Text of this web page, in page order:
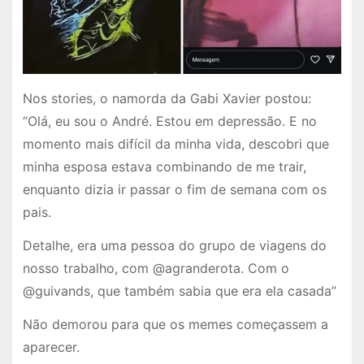
Nos stories, o namorda da Gabi Xavier postou:
“Olá, eu sou o André. Estou em depressão. E no
momento mais difícil da minha vida, descobri que
minha esposa estava combinando de me trair,
enquanto dizia ir passar o fim de semana com os
pais.
Detalhe, era uma pessoa do grupo de viagens do
nosso trabalho, com @agranderota. Com o
@guivands, que também sabia que era ela casada”
Não demorou para que os memes começassem a
aparecer.